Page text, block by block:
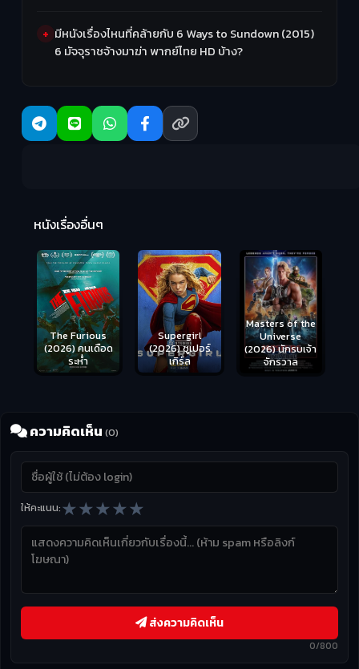
มีหนังเรื่องไหนที่คล้ายกับ 6 Ways to Sundown (2015)
6 มัจจุราชจ้างมาฆ่า พากย์ไทย HD บ้าง?
หนังเรื่องอื่นๆ
Supergirl
(2026) ซูเปอร์
เกิร์ล
Masters of the
Universe
(2026) นักรบเจ้า
จักรวาล
ความคิดเห็น (0)
ให้คะแนน:★★★★★
0/800
ส่งความคิดเห็น